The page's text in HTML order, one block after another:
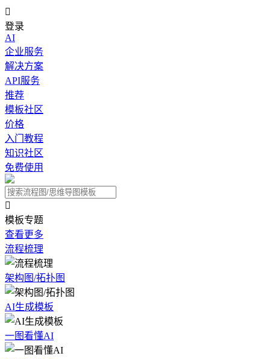

登录
AI
企业服务
解决方案
API服务
推荐
模板社区
价格
入门教程
知识社区
免费使用

模板专题
查看更多
流程梳理
架构图/拓扑图
AI生成模板
一图看懂AI